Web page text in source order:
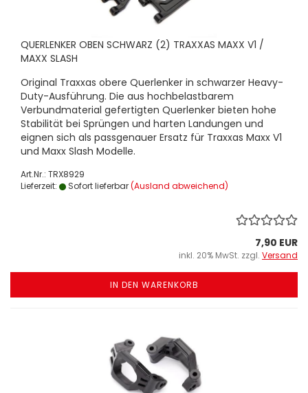
QUERLENKER OBEN SCHWARZ (2) TRAXXAS MAXX V1 /
MAXX SLASH
Original Traxxas obere Querlenker in schwarzer Heavy-
Duty-Ausführung. Die aus hochbelastbarem
Verbundmaterial gefertigten Querlenker bieten hohe
Stabilität bei Sprüngen und harten Landungen und
eignen sich als passgenauer Ersatz für Traxxas Maxx V1
und Maxx Slash Modelle.
Art.Nr.: TRX8929
Lieferzeit:
Sofort lieferbar(Ausland abweichend)
7,90 EUR
inkl. 20% MwSt. zzgl. Versand
IN DEN WARENKORB